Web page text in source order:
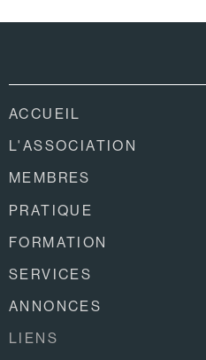
ACCUEIL
L'ASSOCIATION
MEMBRES
PRATIQUE
FORMATION
SERVICES
ANNONCES
LIENS